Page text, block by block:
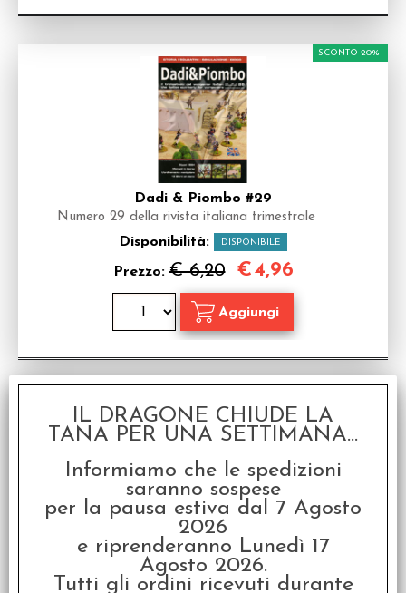
Dadi & Piombo #29
Numero 29 della rivista italiana trimestrale
Disponibilità: DISPONIBILE
Prezzo:€ 6,20
SCONTO 20%
€4,96
Dadi & Piombo #27
Numero 27 della rivista italiana trimestrale
Disponibilità: DISPONIBILE
IL DRAGONE CHIUDE LA
TANA PER UNA SETTIMANA...
Informiamo che le spedizioni
saranno sospese
per la pausa estiva dal 7 Agosto
2026
e riprenderanno Lunedì 17
Agosto 2026.
Tutti gli ordini ricevuti durante